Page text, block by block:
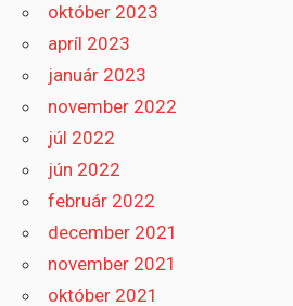
október 2023
apríl 2023
január 2023
november 2022
júl 2022
jún 2022
február 2022
december 2021
november 2021
október 2021